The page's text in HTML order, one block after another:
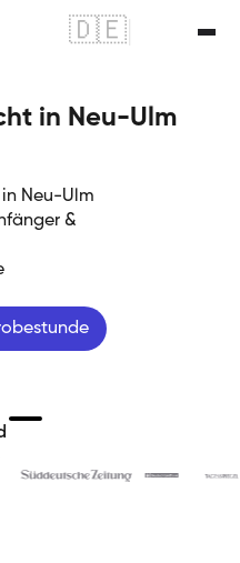
🇩🇪
in Neu-Ulm
Neu-Ulm
&